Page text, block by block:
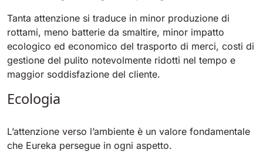
Lavapavimenti uomo a bordo
Mostra tutte
E75
Bull 200
2100 mm 29400 m²/h
Tanta attenzione si traduce in minor produzione di
rottami, meno batterie da smaltire, minor impatto
ecologico ed economico del trasporto di merci, costi di
gestione del pulito notevolmente ridotti nel tempo e
maggior soddisfazione del cliente.
Ecologia
L’attenzione verso l’ambiente è un valore fondamentale
che Eureka persegue in ogni aspetto.